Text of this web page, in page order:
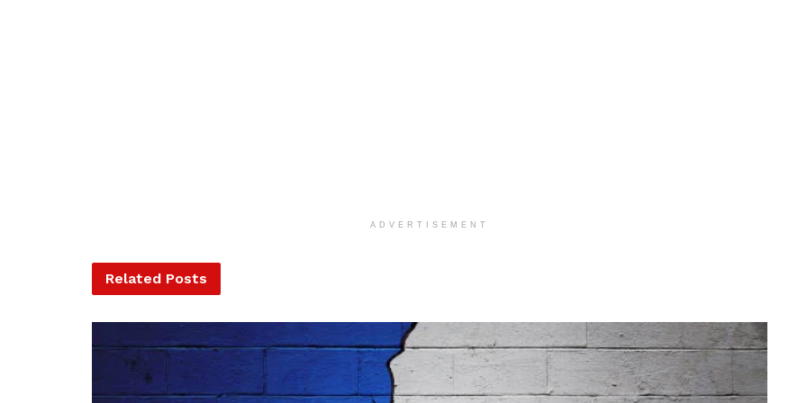
ADVERTISEMENT
Related Posts